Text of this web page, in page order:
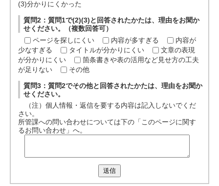
(3)分かりにくかった
質問2：質問1で(2)(3)と回答されたかたは、理由をお聞か
せください。（複数回答可）
ページを探しにくい
内容が多すぎる
内容が
少なすぎる
タイトルが分かりにくい
文章の表現
が分かりにくい
箇条書きや表の活用など見せ方の工夫
が足りない
その他
質問3：質問2でその他と回答されたかたは、理由をお聞か
せください。
（注）個人情報・返信を要する内容は記入しないでくだ
さい。
所管課への問い合わせについては下の「このページに関す
るお問い合わせ」へ。
送信